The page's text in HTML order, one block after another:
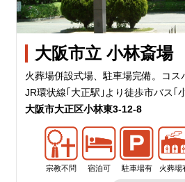
大阪市立 小林斎場
火葬場併設式場、駐車場完備。コス
JR環状線｢大正駅｣より徒歩市バス｢
大阪市大正区小林東3-12-8
宗教不問 宿泊可 駐車場有 火葬場